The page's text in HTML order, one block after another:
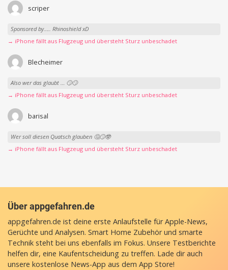
scriper
Sponsored by….. Rhinoshield xD
→ iPhone fällt aus Flugzeug und übersteht Sturz unbeschadet
Blecheimer
Also wer das glaubt … 🙄🙄
→ iPhone fällt aus Flugzeug und übersteht Sturz unbeschadet
barisal
Wer soll diesen Quatsch glauben 🤔🙄🤓
→ iPhone fällt aus Flugzeug und übersteht Sturz unbeschadet
Über appgefahren.de
appgefahren.de ist deine erste Anlaufstelle für Apple-News,
Gerüchte und Analysen. Smart Home Zubehör und smarte
Technik steht bei uns ebenfalls im Fokus. Unsere Testberichte
helfen dir, eine Kaufentscheidung zu treffen. Lade dir auch
unsere kostenlose News-App aus dem App Store!